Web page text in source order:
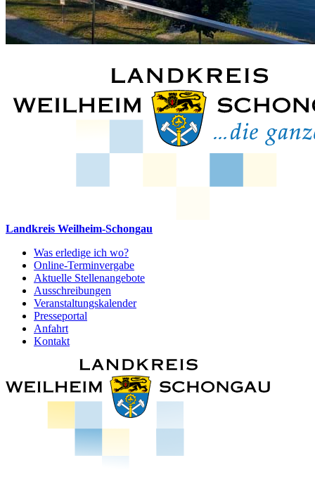
Landkreis Weilheim-Schongau
Was erledige ich wo?
Online-Terminvergabe
Aktuelle Stellenangebote
Ausschreibungen
Veranstaltungskalender
Presseportal
Anfahrt
Kontakt